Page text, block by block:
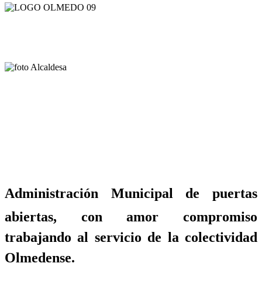
Administración Municipal de puertas
abiertas, con amor compromiso
trabajando al servicio de la colectividad
Olmedense.